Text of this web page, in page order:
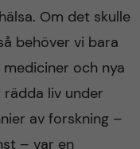
i
e
l
d
Om det skulle
behöver vi bara
och nya
liv under
av forskning –
– var en